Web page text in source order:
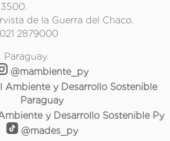
de la Guerra del Chaco.
2879000
Paraguay.
@mambiente_py
y Desarrollo Sostenible
Paraguay
y Desarrollo Sostenible Py
@mades_py